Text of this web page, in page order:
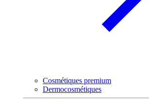
Cosmétiques premium
Dermocosmétiques